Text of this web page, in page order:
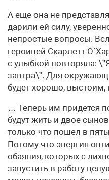
А еще она не
дарили ей силу,
непростые вопросы.
героиней Скарлетт
с улыбкой повторяла:
завтра\”. Для
будет хорошо,
… Теперь им придется
будут жить и двое
только что пошел в
Потому что энергия
обаяния, которых с
запустить в работу